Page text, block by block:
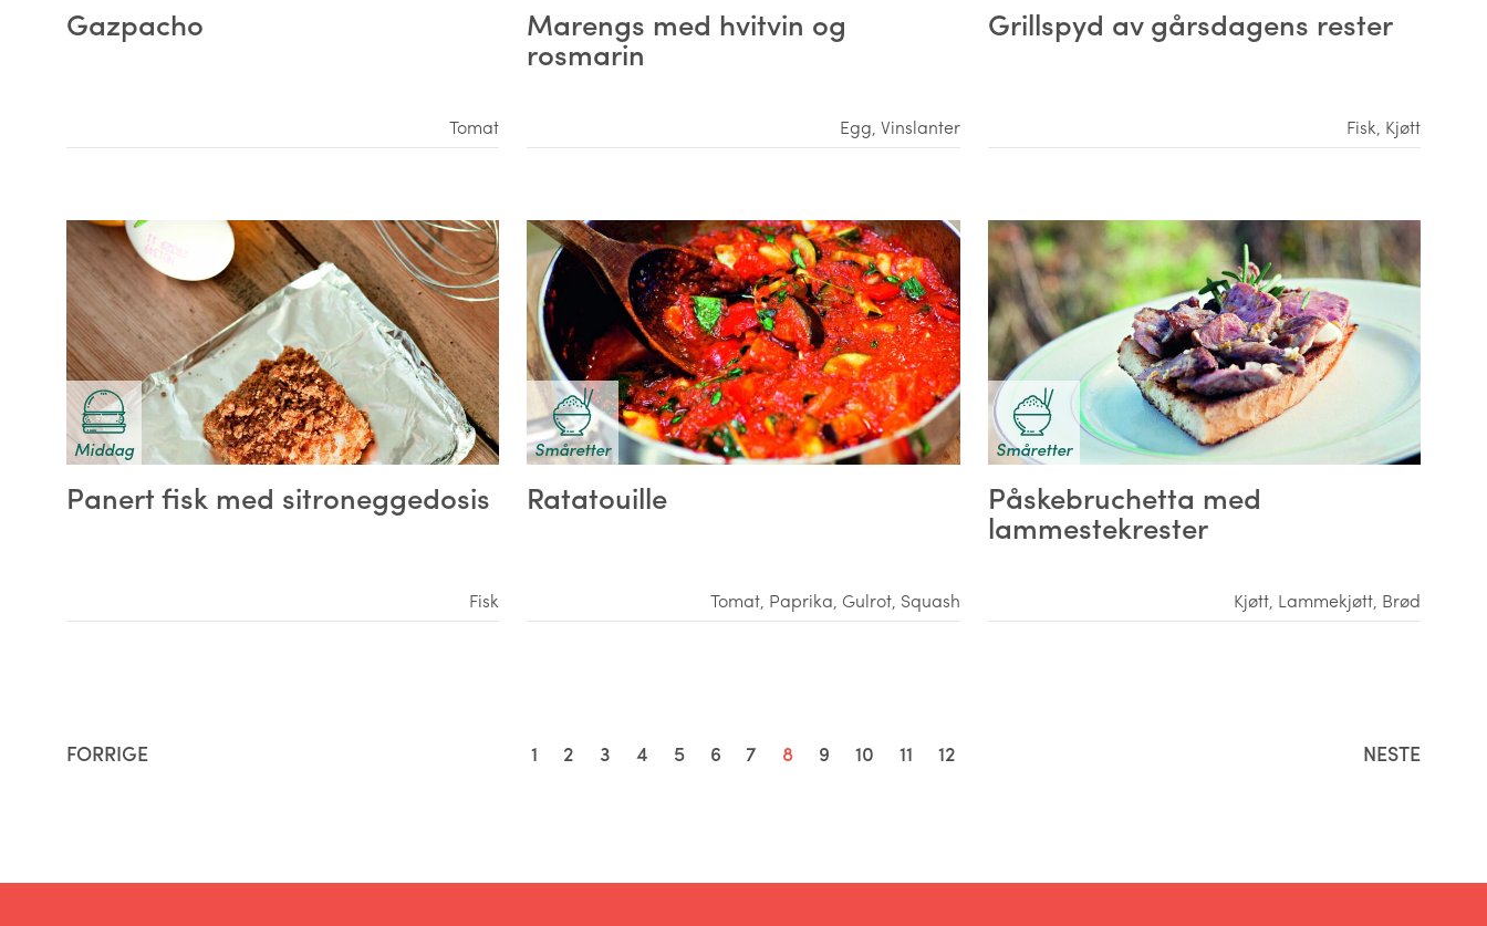
Gazpacho
Tomat
Marengs med hvitvin og
rosmarin
Egg, Vinslanter
Grillspyd av gårsdagens rester
Fisk, Kjøtt
Middag
Panert fisk med sitroneggedosis
Fisk
Småretter
Ratatouille
Tomat, Paprika, Gulrot, Squash
Småretter
Påskebruchetta med
lammestekrester
Kjøtt, Lammekjøtt, Brød
FORRIGE 1 2 3 4 5 6 7 8 9 10 11 12 NESTE